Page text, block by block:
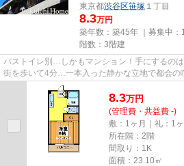
東京都渋谷区笹塚 １丁目
8.3万円
築年数：築45年 ｜募集中：
階数：3階建
バストイレ別…しかもマンション！手にするの
街を歩いて4分…一本入った静かな立地で都会の
いキッチンスペースで料理も楽...
8.3万円
(管理費・共益費 -)
敷：1ヶ月｜礼：1
所在階：2階
間取り：1K
面積：23.10㎡